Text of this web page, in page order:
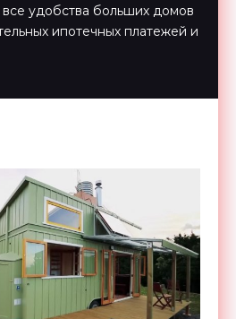
все удобства больших домов
ипотечных платежей и